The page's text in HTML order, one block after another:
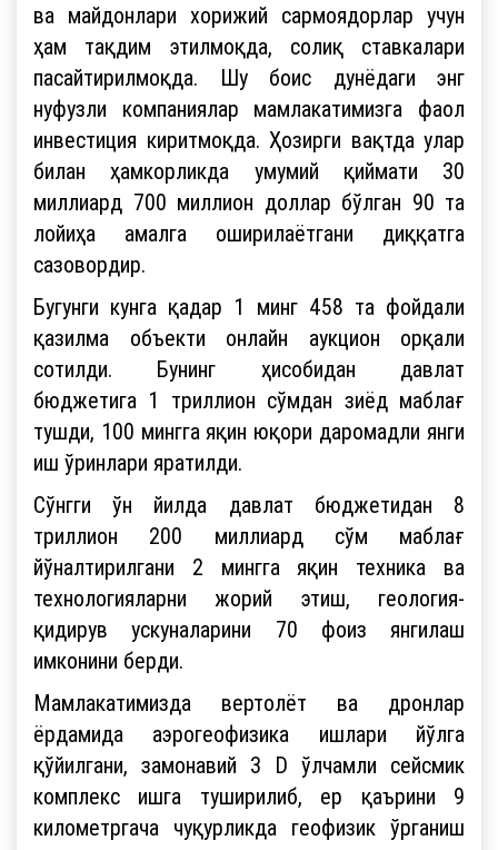
ва майдонлари хорижий сармоядорлар учун
ҳам тақдим этилмоқда, солиқ ставкалари
пасайтирилмоқда. Шу боис дунёдаги энг
нуфузли компаниялар мамлакатимизга фаол
инвестиция киритмоқда. Ҳозирги вақтда улар
билан ҳамкорликда умумий қиймати 30
миллиард 700 миллион доллар бўлган 90 та
лойиҳа амалга оширилаётгани диққатга
сазовордир.
Бугунги кунга қадар 1 минг 458 та фойдали
қазилма объекти онлайн аукцион орқали
сотилди. Бунинг ҳисобидан давлат
бюджетига 1 триллион сўмдан зиёд маблағ
тушди, 100 мингга яқин юқори даромадли янги
иш ўринлари яратилди.
Сўнгги ўн йилда давлат бюджетидан 8
триллион 200 миллиард сўм маблағ
йўналтирилгани 2 мингга яқин техника ва
технологияларни жорий этиш, геология-
қидирув ускуналарини 70 фоиз янгилаш
имконини берди.
Мамлакатимизда вертолёт ва дронлар
ёрдамида аэрогеофизика ишлари йўлга
қўйилгани, замонавий 3 D ўлчамли сейсмик
комплекс ишга туширилиб, ер қаърини 9
километргача чуқурликда геофизик ўрганиш